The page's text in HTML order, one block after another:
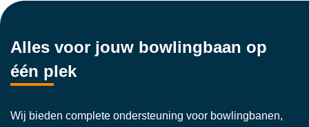
Alles voor jouw bowlingbaan op
één plek
Wij bieden complete ondersteuning voor bowlingbanen,